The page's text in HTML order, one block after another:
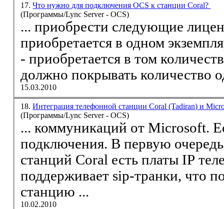
17.Что нужно для подключения OCS к станции Coral?
(Программы/Lync Server - OCS)
... приобрести следующие лицензии: Лицензия
- приобретается в том количестве экземпляров, которое
должно покрывать количество
15.03.2010
18.Интеграция телефонной станции Coral (Tadiran) и
(Программы/Lync Server - OCS)
... коммуникаций от Microsoft.
подключения. В первую
станций Coral есть платы IP телефонии: PUGW которая
поддерживает sip-транки, что
станцию ...
10.02.2010